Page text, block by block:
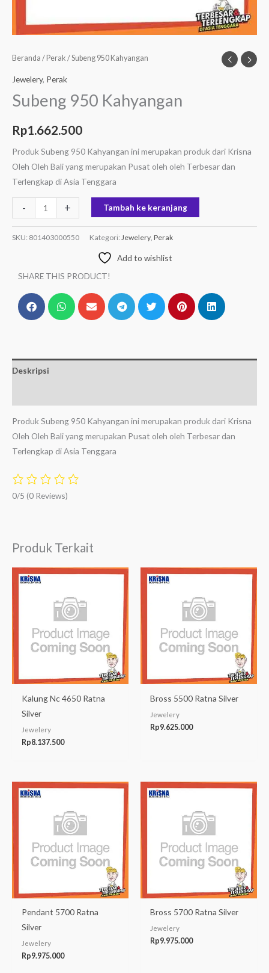
Beranda / Perak / Subeng 950 Kahyangan
Jewelery, Perak
Subeng 950 Kahyangan
Rp1.662.500
Produk Subeng 950 Kahyangan ini merupakan produk dari Krisna
Oleh Oleh Bali yang merupakan Pusat oleh oleh Terbesar dan
Terlengkap di Asia Tenggara
- + Tambah ke keranjang
SKU: 801403000550 Kategori: Jewelery Perak
Add to wishlist
SHARE THIS PRODUCT!
Deskripsi
Produk Subeng 950 Kahyangan ini merupakan produk dari Krisna
Oleh Oleh Bali yang merupakan Pusat oleh oleh Terbesar dan
Terlengkap di Asia Tenggara
0/5 (0 Reviews)
Produk Terkait
Kalung Nc 4650 Ratna
Silver
Jewelery
Rp8.137.500
Bross 5500 Ratna Silver
Jewelery
Rp9.625.000
Pendant 5700 Ratna
Silver
Jewelery
Rp9.975.000
Bross 5700 Ratna Silver
Jewelery
Rp9.975.000